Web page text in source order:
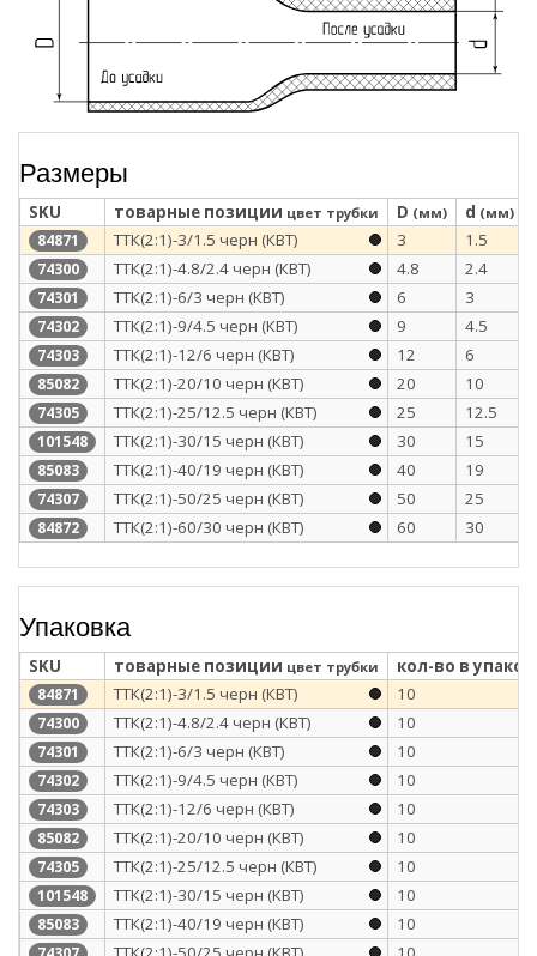
Размеры
SKU товарные позиции цвет трубки D (мм) d (мм)
84871 ТТК(2:1)-3/1.5 черн (КВТ) 3 1.5
74300 ТТК(2:1)-4.8/2.4 черн (КВТ) 4.8 2.4
74301 ТТК(2:1)-6/3 черн (КВТ) 6 3
74302 ТТК(2:1)-9/4.5 черн (КВТ) 9 4.5
74303 ТТК(2:1)-12/6 черн (КВТ) 12 6
85082 ТТК(2:1)-20/10 черн (КВТ) 20 10
74305 ТТК(2:1)-25/12.5 черн (КВТ) 25 12.5
101548 ТТК(2:1)-30/15 черн (КВТ) 30 15
85083 ТТК(2:1)-40/19 черн (КВТ) 40 19
74307 ТТК(2:1)-50/25 черн (КВТ) 50 25
84872 ТТК(2:1)-60/30 черн (КВТ) 60 30
Упаковка
SKU товарные позиции цвет трубки кол-во в
84871 ТТК(2:1)-3/1.5 черн (КВТ) 10
74300 ТТК(2:1)-4.8/2.4 черн (КВТ) 10
74301 ТТК(2:1)-6/3 черн (КВТ) 10
74302 ТТК(2:1)-9/4.5 черн (КВТ) 10
74303 ТТК(2:1)-12/6 черн (КВТ) 10
85082 ТТК(2:1)-20/10 черн (КВТ) 10
74305 ТТК(2:1)-25/12.5 черн (КВТ) 10
101548 ТТК(2:1)-30/15 черн (КВТ) 10
85083 ТТК(2:1)-40/19 черн (КВТ) 10